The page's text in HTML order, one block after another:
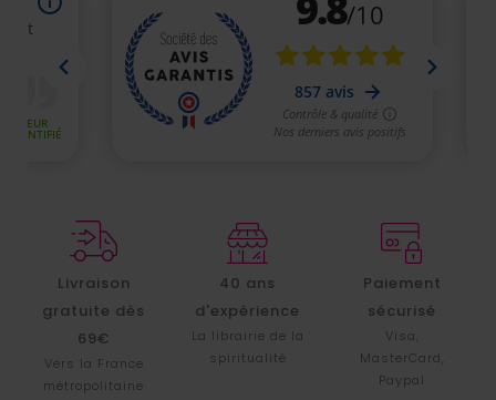
Livraison
gratuite dès
69€
Vers la France
métropolitaine
40 ans
d'expérience
La librairie de la
spiritualité
Paiement
sécurisé
Visa,
MasterCard,
Paypal